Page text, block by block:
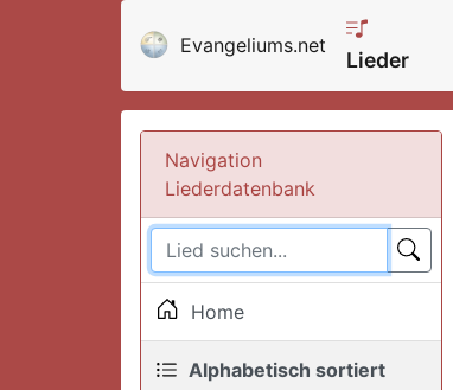
Evangeliums.net
Lieder
Navigation
Liederdatenbank
Home
Alphabetisch sortiert